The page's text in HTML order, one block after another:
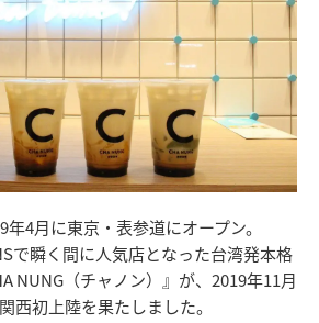
4月に東京・表参道にオープン。
で瞬く間に人気店となった台湾発本格
NUNG（チャノン）』が、2019年11月
西初上陸を果たしました。